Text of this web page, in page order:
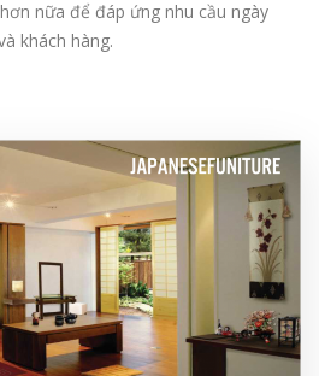
nữa để đáp ứng nhu cầu ngày
khách hàng.